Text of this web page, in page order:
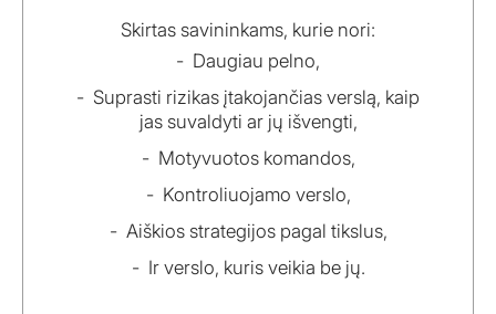
Skirtas savininkams, kurie nori:
Daugiau pelno,
Suprasti rizikas įtakojančias verslą, kaip
jas suvaldyti ar jų išvengti,
Motyvuotos komandos,
Kontroliuojamo verslo,
Aiškios strategijos pagal tikslus,
Ir verslo, kuris veikia be jų.